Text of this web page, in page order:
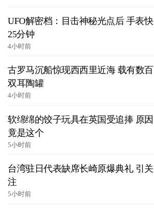
UFO解密档：目击神秘光点后 手表快
25分钟
4小时前
古罗马沉船惊现西西里近海 载有数百
双耳陶罐
4小时前
软绵绵的饺子玩具在英国受追捧 原因
竟是这个
5小时前
台湾驻日代表缺席长崎原爆典礼 引关
注
5小时前